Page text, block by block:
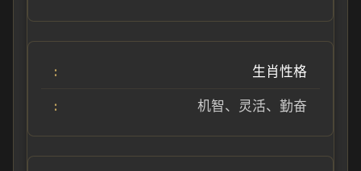
生肖性格
机智、灵活、勤奋